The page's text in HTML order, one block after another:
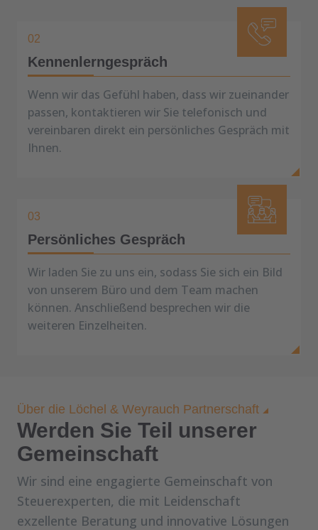
02
Kennenlerngespräch
Wenn wir das Gefühl haben, dass wir zueinander
passen, kontaktieren wir Sie telefonisch und
vereinbaren direkt ein persönliches Gespräch mit
Ihnen.
03
Persönliches Gespräch
Wir laden Sie zu uns ein, sodass Sie sich ein Bild
von unserem Büro und dem Team machen
können. Anschließend besprechen wir die
weiteren Einzelheiten.
Über die Löchel & Weyrauch Partnerschaft
Werden Sie Teil unserer
Gemeinschaft
Wir sind eine engagierte Gemeinschaft von
Steuerexperten, die mit Leidenschaft
exzellente Beratung und innovative Lösungen